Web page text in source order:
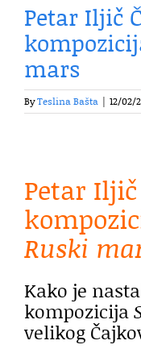
Petar Iljič
mars
ByTeslina Bašta 12/02/
Petar
Ruski
Kako je
kompozicija
velikog